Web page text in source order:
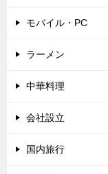
モバイル・PC
ラーメン
中華料理
会社設立
国内旅行